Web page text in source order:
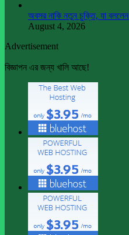
অবসর নাকি নতুন চুক্তি, যা বললেন
August 4, 2026
Advertisement
বিজ্ঞাপন এর জন্য খালি আছে!